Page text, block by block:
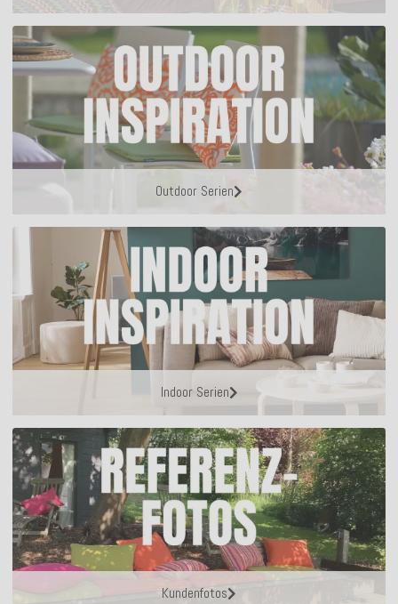
Outdoor Serien
Indoor Serien
Kundenfotos